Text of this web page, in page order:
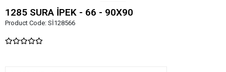
1285 SURA İPEK - 66 - 90X90
Product Code: Sİ128566